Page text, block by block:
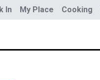
In My Place Cooking